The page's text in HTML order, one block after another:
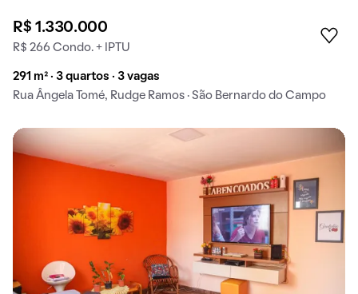
R$ 1.330.000
R$ 266 Condo. + IPTU
291 m² · 3 quartos · 3 vagas
Rua Ângela Tomé, Rudge Ramos · São Bernardo do Campo